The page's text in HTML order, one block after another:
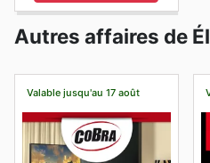
Autres affaires de
Valable jusqu'au 17 août